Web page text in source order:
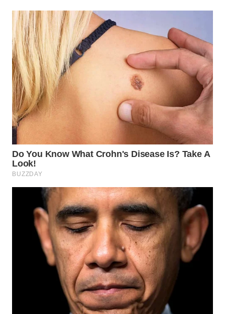
PRIANGAN
TIMUR
WN
SEMARANG
WN
SOLO
WN
MADURA
SURABAYA
NATUNA